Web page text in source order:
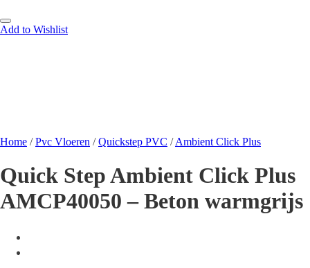
Add to Wishlist
Home / Pvc Vloeren / Quickstep PVC / Ambient Click Plus
Quick Step Ambient Click Plus
AMCP40050 – Beton warmgrijs